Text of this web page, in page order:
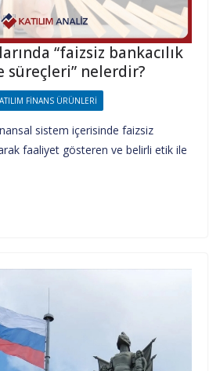
“faizsiz bankacılık
süreçleri” nelerdir?
FINANS ÜRÜNLERI
finansal sistem içerisinde faizsiz
faaliyet gösteren ve belirli etik ile